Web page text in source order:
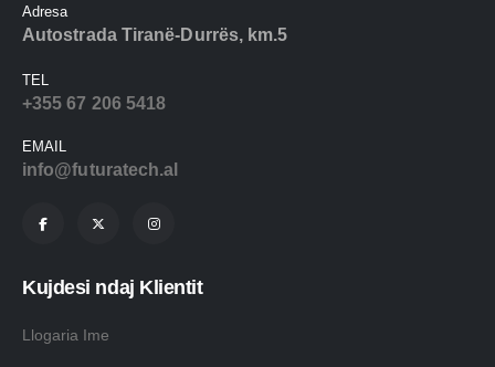
Adresa
Autostrada Tiranë-Durrës, km.5
TEL
+355 67 206 5418
EMAIL
info@futuratech.al
Kujdesi ndaj Klientit
Llogaria Ime